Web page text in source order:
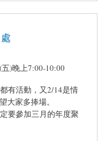
)晚上7:00-10:00
有活動，又2/14是情
大家多捧場。
要參加三月的年度聚